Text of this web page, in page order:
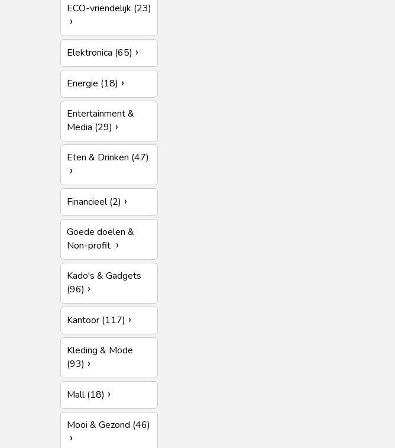
ECO-vriendelijk (23)
Elektronica (65)
Energie (18)
Entertainment &
Media (29)
Eten & Drinken (47)
Financieel (2)
Goede doelen &
Non-profit
Kado's & Gadgets
(96)
Kantoor (117)
Kleding & Mode
(93)
Mall (18)
Mooi & Gezond (46)